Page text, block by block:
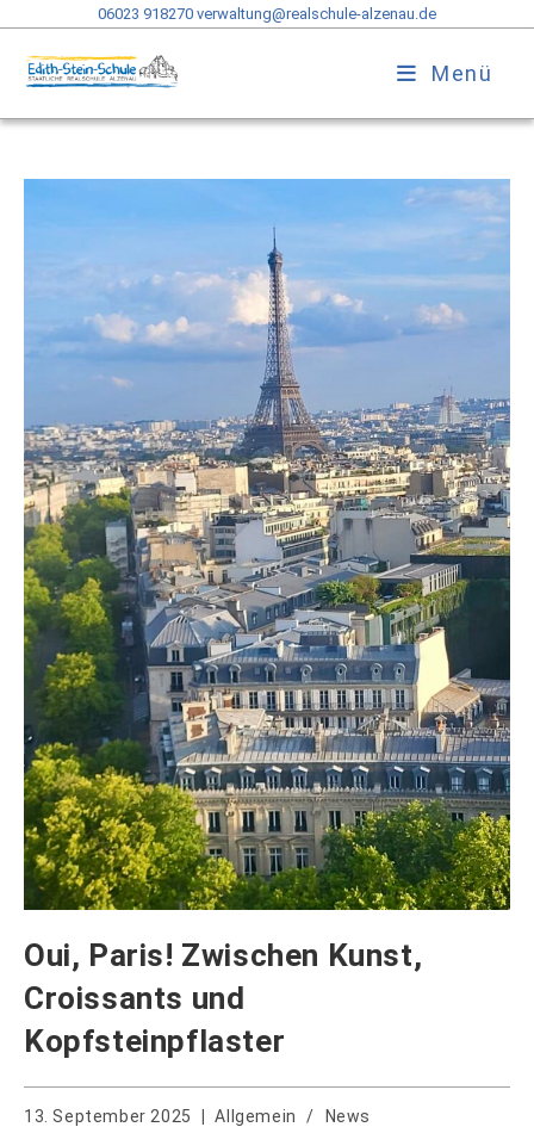
06023 918270 verwaltung@realschule-alzenau.de
Menü
Oui, Paris! Zwischen Kunst,
Croissants und
Kopfsteinpflaster
13. September 2025 Allgemein / News